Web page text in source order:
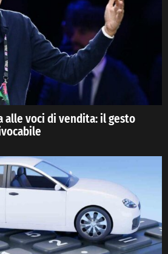
alle voci di vendita: il gesto